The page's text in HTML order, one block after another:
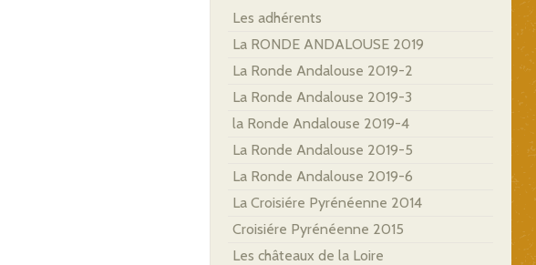
Les adhérents
La RONDE ANDALOUSE 2019
La Ronde Andalouse 2019-2
La Ronde Andalouse 2019-3
la Ronde Andalouse 2019-4
La Ronde Andalouse 2019-5
La Ronde Andalouse 2019-6
La Croisiére Pyrénéenne 2014
Croisiére Pyrénéenne 2015
Les châteaux de la Loire